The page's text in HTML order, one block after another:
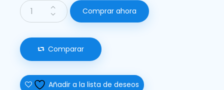
Comprar ahora
Comparar
Añadir a la lista de deseos